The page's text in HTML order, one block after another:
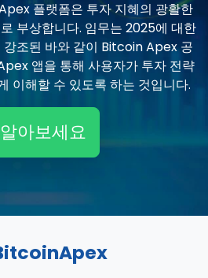
플랫폼은 투자 지혜의 광활한
부상합니다. 임무는 2025에 대한
조된 바와 같이 Bitcoin Apex 공
앱을 통해 사용자가 투자 전략
이해할 수 있도록 하는 것입니다.
아보세요